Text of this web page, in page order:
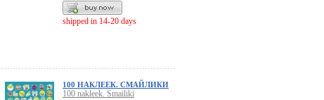
shipped in 14-20 days
100 НАКЛЕЕК. СМАЙЛИКИ
100 nakleek. Smailiki